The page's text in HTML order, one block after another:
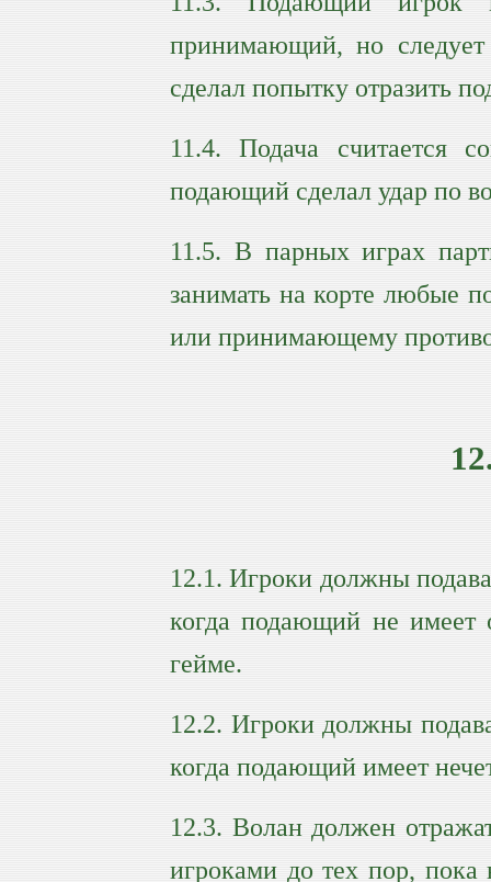
принимающий, но следует
сделал попытку отразить
11.4. Подача считается
подающий сделал удар по
11.5. В парных играх
занимать на корте любые
или принимающему
12.1. Игроки должны
когда подающий не имеет
гейме.
12.2. Игроки должны
когда подающий имеет
12.3. Волан должен
игроками до тех пор,